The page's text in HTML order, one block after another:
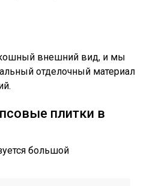
внешний вид, и мы
отделочный материал
плитки в
большой